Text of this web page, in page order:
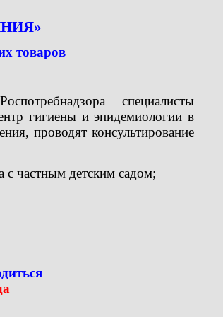
товаров
специалисты
гигиены и эпидемиологии в
проводят консультирование
с частным детским садом;